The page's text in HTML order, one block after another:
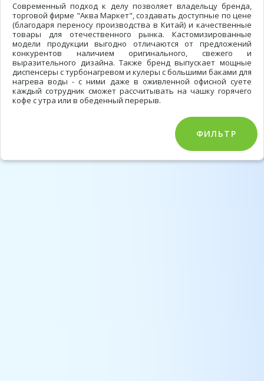
ФИЛЬТР
Современный подход к делу позволяет владельцу бренда,
торговой фирме "Аква Маркет", создавать доступные по цене
(благодаря переносу производства в Китай) и качественные
товары для отечественного рынка. Кастомизированные
модели продукции выгодно отличаются от предложений
конкурентов наличием оригинального, свежего и
выразительного дизайна. Также бренд выпускает мощные
диспенсеры с турбонагревом и кулеры с большими баками для
нагрева воды - с ними даже в оживленной офисной суете
каждый сотрудник сможет рассчитывать на чашку горячего
кофе с утра или в обеденный перерыв.